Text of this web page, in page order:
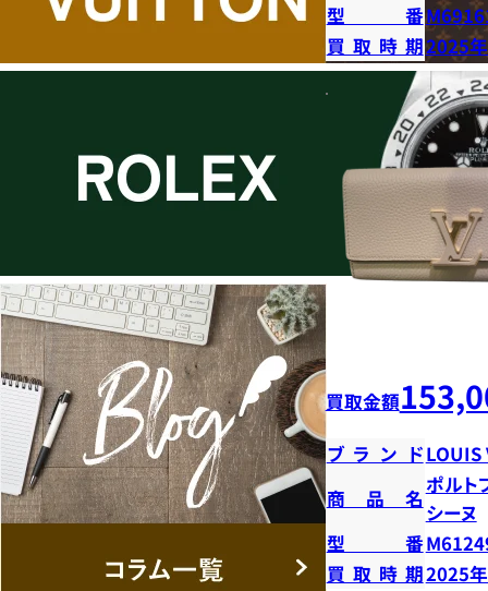
型番
買取時期2025
買取金額
ブランドLOUIS
商品名
ポルト
シーヌ
型番
買取時期2025